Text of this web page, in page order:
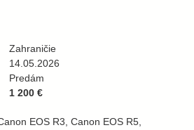
Zahraničie
14.05.2026
Predám
1 200 €
EOS R3, Canon EOS R5,